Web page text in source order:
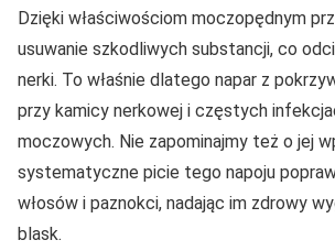
Dzięki właściwościom moczopędnym
usuwanie szkodliwych substancji, co
nerki. To właśnie dlatego napar z
przy kamicy nerkowej i częstych
moczowych. Nie zapominajmy też o jej
systematyczne picie tego napoju
włosów i paznokci, nadając im zdrowy
blask.